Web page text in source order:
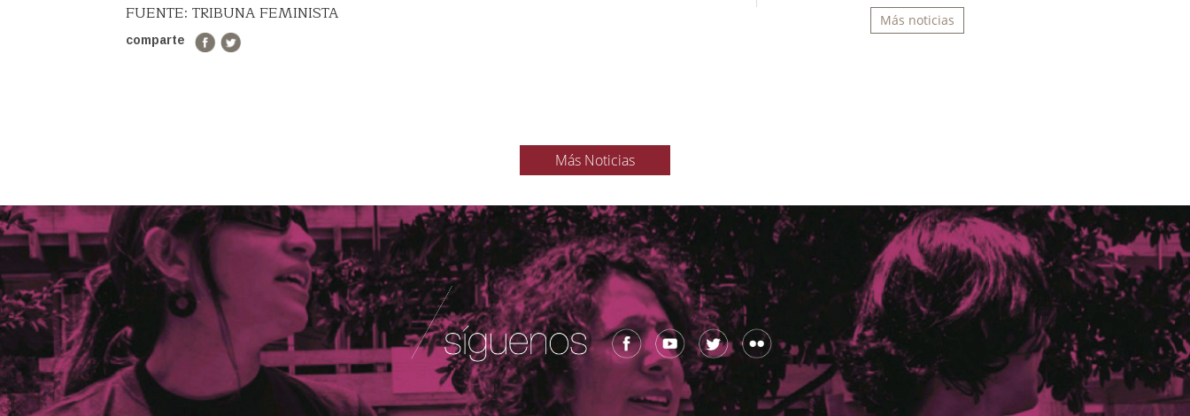
FUENTE: TRIBUNA FEMINISTA
comparte
Más noticias
Más Noticias